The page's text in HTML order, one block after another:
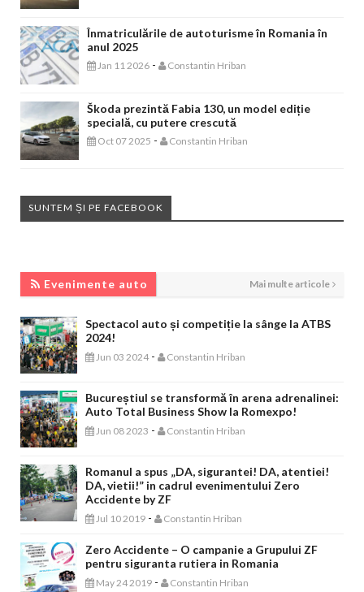
Înmatriculările de autoturisme în Romania în
anul 2025
Jan 11 2026 - Constantin Hriban
Škoda prezintă Fabia 130, un model ediție
specială, cu putere crescută
Oct 07 2025 - Constantin Hriban
SUNTEM ȘI PE FACEBOOK
Evenimente auto Mai multe articole
Spectacol auto și competiție la sânge la ATBS
2024!
Jun 03 2024 - Constantin Hriban
Bucureștiul se transformă în arena adrenalinei:
Auto Total Business Show la Romexpo!
Jun 08 2023 - Constantin Hriban
Romanul a spus „DA, sigurantei! DA, atentiei!
DA, vietii!” in cadrul evenimentului Zero
Accidente by ZF
Jul 10 2019 - Constantin Hriban
Zero Accidente – O campanie a Grupului ZF
pentru siguranta rutiera in Romania
May 24 2019 - Constantin Hriban